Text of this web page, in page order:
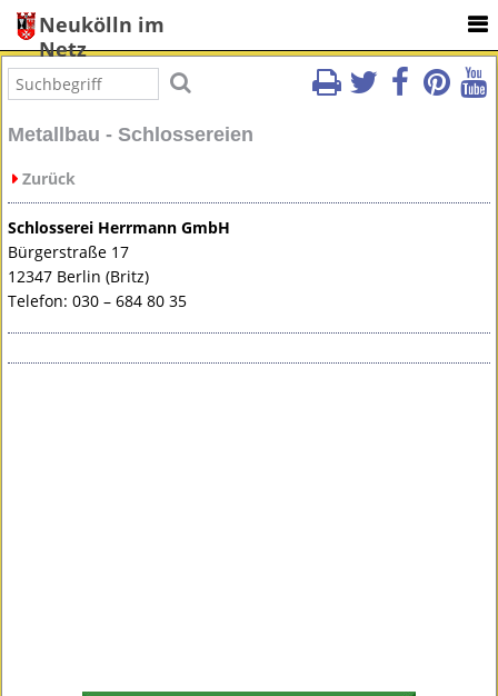
Neukölln im
Netz
Metallbau - Schlossereien
Zurück
Schlosserei Herrmann GmbH
Bürgerstraße 17
12347 Berlin (Britz)
Telefon: 030 – 684 80 35